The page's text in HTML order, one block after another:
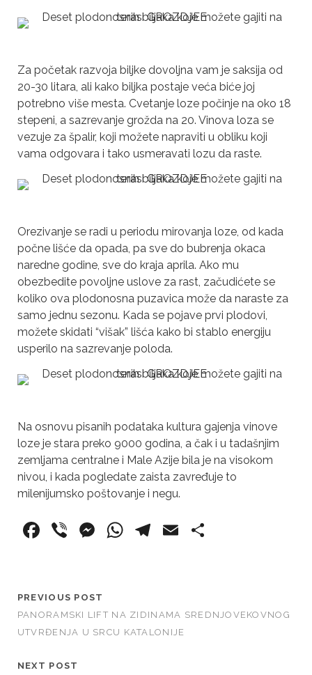
Za početak razvoja biljke dovoljna vam je saksija od
20-30 litara, ali kako biljka postaje veća biće joj
potrebno više mesta. Cvetanje loze počinje na oko 18
stepeni, a sazrevanje grožda na 20. Vinova loza se
vezuje za špalir, koji možete napraviti u obliku koji
vama odgovara i tako usmeravati lozu da raste.
Orezivanje se radi u periodu mirovanja loze, od kada
počne lišće da opada, pa sve do bubrenja okaca
naredne godine, sve do kraja aprila. Ako mu
obezbedite povoljne uslove za rast, začudićete se
koliko ova plodonosna puzavica može da naraste za
samo jednu sezonu. Kada se pojave prvi plodovi,
možete skidati “višak” lišća kako bi stablo energiju
usperilo na sazrevanje poloda.
Na osnovu pisanih podataka kultura gajenja vinove
loze je stara preko 9000 godina, a čak i u tadašnjim
zemljama centralne i Male Azije bila je na visokom
nivou, i kada pogledate zaista zavređuje to
milenijumsko poštovanje i negu.
F
e
b
o
o
Vi
M
e
n
g
W
A
p
T
a
m
E
PREVIOUS POST
PANORAMSKI LIFT NA ZIDINAMA SREDNJOVEKOVNOG
UTVRĐENJA U SRCU KATALONIJE
NEXT POST